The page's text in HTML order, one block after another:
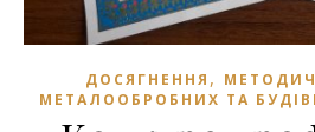
ДОСЯГНЕННЯ ,
МЕТАЛООБРОБНИХ ТА